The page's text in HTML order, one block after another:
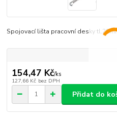
Spojovací lišta pracovní desky
154,47 Kč/ks
127,66 Kč bez DPH
Přidat do